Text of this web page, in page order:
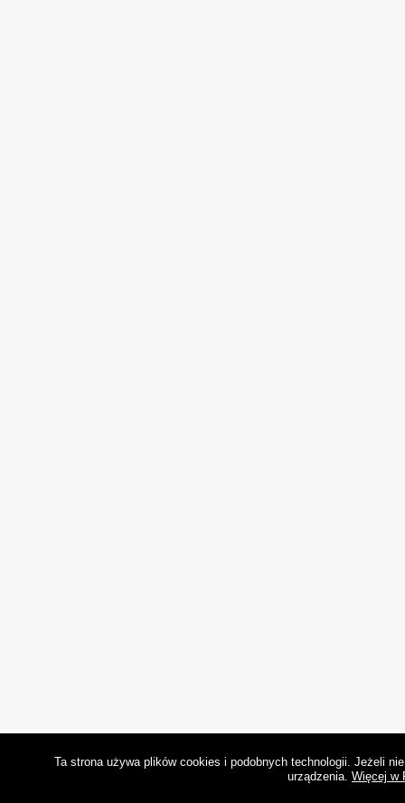
Ta strona używa plików cookies i podobnych technologii. Jeżeli
urządzenia. Więcej w